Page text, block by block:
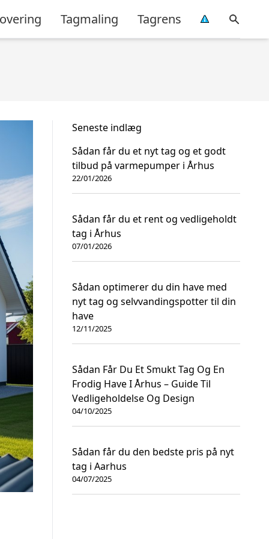
Tagmaling Tagrens
Seneste indlæg
Sådan får du et nyt tag og et godt
tilbud på varmepumper i Århus
22/01/2026
Sådan får du et rent og vedligeholdt
tag i Århus
07/01/2026
Sådan optimerer du din have med
nyt tag og selvvandingspotter til din
have
12/11/2025
Sådan Får Du Et Smukt Tag Og En
Frodig Have I Århus – Guide Til
Vedligeholdelse Og Design
04/10/2025
Sådan får du den bedste pris på nyt
tag i Aarhus
04/07/2025